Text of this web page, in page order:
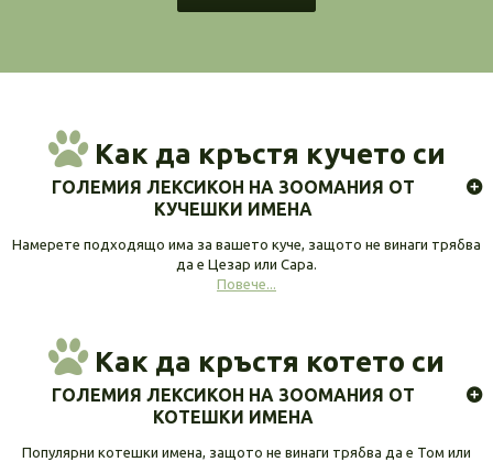
Как да кръстя кучето си
ГОЛЕМИЯ ЛЕКСИКОН НА ЗООМАНИЯ ОТ
КУЧЕШКИ ИМЕНА
Намерете подходящо има за вашето куче, защото не винаги трябва
да е Цезар или Сара.
Повече...
Как да кръстя котето си
ГОЛЕМИЯ ЛЕКСИКОН НА ЗООМАНИЯ ОТ
КОТЕШКИ ИМЕНА
Популярни котешки имена, защото не винаги трябва да е Том или